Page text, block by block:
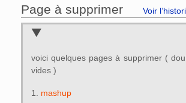
Page à supprimer Voir
voici quelques pages à supprimer (
vides )
1. mashup